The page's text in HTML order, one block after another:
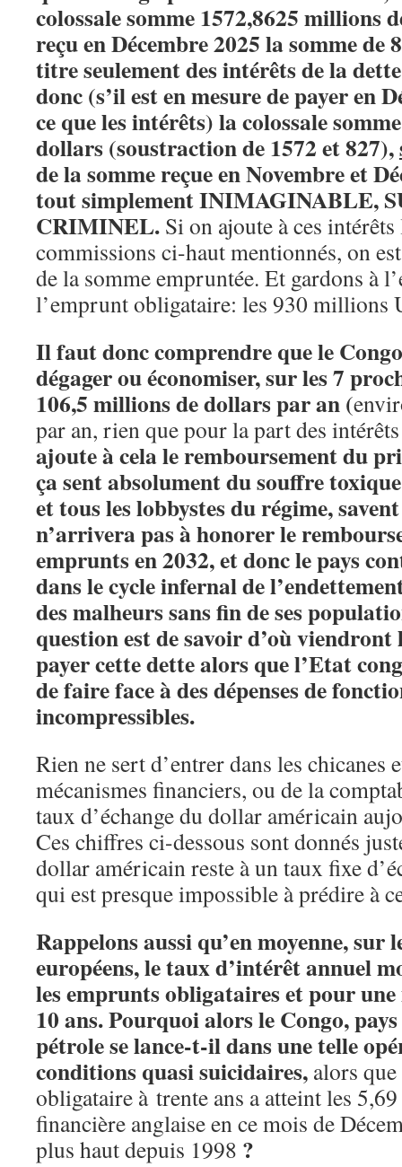
colossale somme 1572,8625 millions
reçu en Décembre 2025 la somme de
titre seulement des intérêts de la
donc (s’il est en mesure de payer en
ce que les intérêts) la colossale
dollars (soustraction de 1572 et 827),
de la somme reçue en Novembre et
tout simplement INIMAGINABLE,
CRIMINEL. Si on ajoute à ces
commissions ci-haut mentionnés, on
de la somme empruntée. Et gardons à
l’emprunt obligataire: les 930 millions
Il faut donc comprendre que le
dégager ou économiser, sur les 7
106,5 millions de dollars par an (
par an, rien que pour la part des
ajoute à cela le remboursement du
ça sent absolument du souffre
et tous les lobbystes du régime,
n’arrivera pas à honorer le
emprunts en 2032, et donc le pays
dans le cycle infernal de
des malheurs sans fin de ses
question est de savoir d’où viendront
payer cette dette alors que l’Etat
de faire face à des dépenses de
incompressibles.
Rien ne sert d’entrer dans les chicanes
mécanismes financiers, ou de la
taux d’échange du dollar américain
Ces chiffres ci-dessous sont donnés
dollar américain reste à un taux fixe
qui est presque impossible à prédire à
Rappelons aussi qu’en moyenne, sur
européens, le taux d’intérêt annuel
les emprunts obligataires et pour
10 ans. Pourquoi alors le Congo,
pétrole se lance-t-il dans une telle
conditions quasi suicidaires, alors
obligataire à trente ans a atteint les
financière anglaise en ce mois de
plus haut depuis 1998 ?